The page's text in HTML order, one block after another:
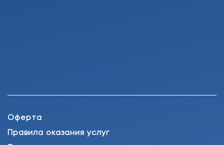
Оферта
Правила оказания услуг